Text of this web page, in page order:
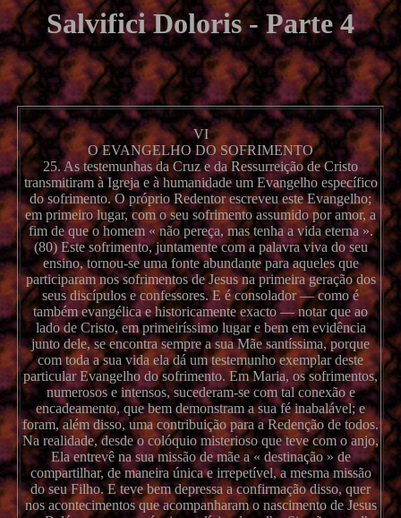
Salvifici Doloris - Parte 4
VI
O EVANGELHO DO SOFRIMENTO
25. As testemunhas da Cruz e da Ressurreição de Cristo
transmitiram à Igreja e à humanidade um Evangelho específico
do sofrimento. O próprio Redentor escreveu este Evangelho;
em primeiro lugar, com o seu sofrimento assumido por amor, a
fim de que o homem « não pereça, mas tenha a vida eterna ».
(80) Este sofrimento, juntamente com a palavra viva do seu
ensino, tornou-se uma fonte abundante para aqueles que
participaram nos sofrimentos de Jesus na primeira geração dos
seus discípulos e confessores. E é consolador — como é
também evangélica e historicamente exacto — notar que ao
lado de Cristo, em primeiríssimo lugar e bem em evidência
junto dele, se encontra sempre a sua Mãe santíssima, porque
com toda a sua vida ela dá um testemunho exemplar deste
particular Evangelho do sofrimento. Em Maria, os sofrimentos,
numerosos e intensos, sucederam-se com tal conexão e
encadeamento, que bem demonstram a sua fé inabalável; e
foram, além disso, uma contribuição para a Redenção de todos.
Na realidade, desde o colóquio misterioso que teve com o anjo,
Ela entrevê na sua missão de mãe a « destinação » de
compartilhar, de maneira única e irrepetível, a mesma missão
do seu Filho. E teve bem depressa a confirmação disso, quer
nos acontecimentos que acompanharam o nascimento de Jesus